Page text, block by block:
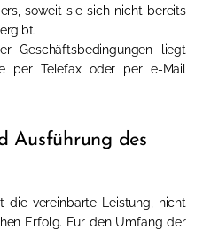
soweit sie sich nicht bereits
Geschäftsbedingungen liegt
per Telefax oder per e-Mail
Ausführung des
vereinbarte Leistung, nicht
Erfolg. Für den Umfang der